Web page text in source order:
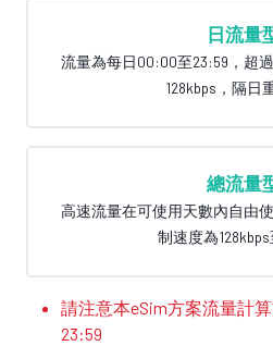
日流量
流量為每日00:00至23:59，超
128kbps，隔日
總流量
高速流量在可使用天數內自由
制速度為
請注意本eSim方案流量計
23:59